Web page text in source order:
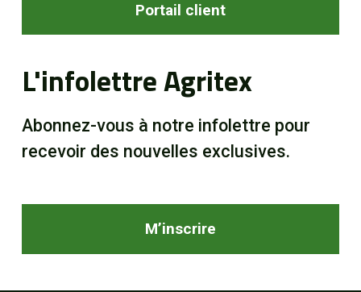
Portail client
L'infolettre Agritex
Abonnez-vous à notre infolettre pour
recevoir des nouvelles exclusives.
M’inscrire